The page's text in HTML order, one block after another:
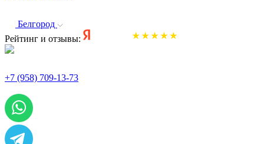
Белгород
Рейтинг и отзывы:
+7 (958) 709-13-73